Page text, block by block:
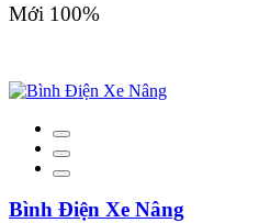
Mới 100%
Bình Điện Xe Nâng